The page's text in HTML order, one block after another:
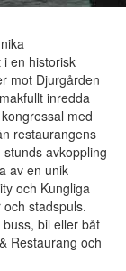
en historisk
mot Djurgården
inredda
med
restaurangens
avkoppling
av en unik
och Kungliga
stadspuls.
bil eller båt
Restaurang och